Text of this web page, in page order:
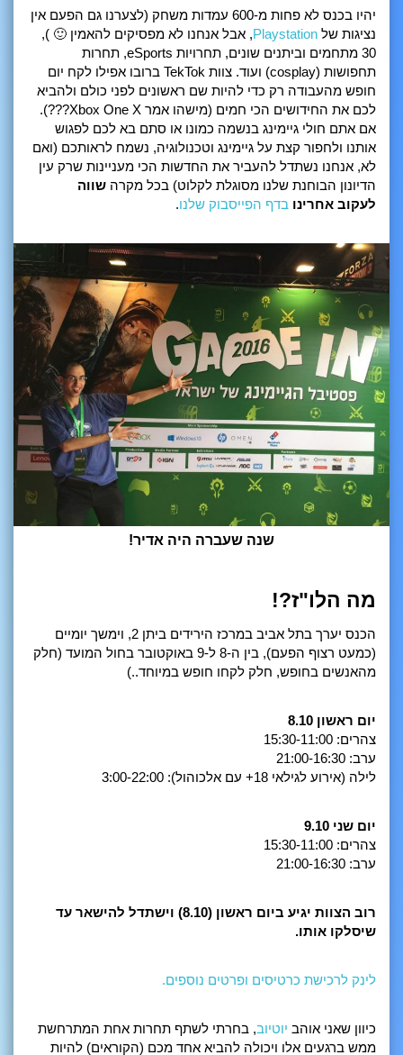
יהיו בכנס לא פחות מ-600 עמדות משחק (לצערנו גם הפעם אין
נציגות של Playstation, אבל אנחנו לא מפסיקים להאמין 🙂 ),
30 מתחמים וביתנים שונים, תחרויות eSports, תחרות
תחפושות (cosplay) ועוד. צוות TekTok ברובו אפילו לקח יום
חופש מהעבודה רק כדי להיות שם ראשונים לפני כולם ולהביא
לכם את החידושים הכי חמים (מישהו אמר Xbox One X???).
אם אתם חולי גיימינג בנשמה כמונו או סתם בא לכם לפגוש
אותנו ולחפור קצת על גיימינג וטכנולוגיה, נשמח לראותכם (ואם
לא, אנחנו נשתדל להעביר את החדשות הכי מעניינות שרק עין
הדיונון הבוחנת שלנו מסוגלת לקלוט) בכל מקרה שווה
לעקוב אחרינו בדף הפייסבוק שלנו.
שנה שעברה היה אדיר!
מה הלו"ז?!
הכנס יערך בתל אביב במרכז הירידים ביתן 2, וימשך יומיים
(כמעט רצוף הפעם), בין ה-8 ל-9 באוקטובר בחול המועד (חלק
מהאנשים בחופש, חלק לקחו חופש במיוחד..)
יום ראשון 8.10
צהרים: 15:30-11:00
ערב: 21:00-16:30
לילה (אירוע לגילאי 18+ עם אלכוהול): 3:00-22:00
יום שני 9.10
צהרים: 15:30-11:00
ערב: 21:00-16:30
רוב הצוות יגיע ביום ראשון (8.10) וישתדל להישאר עד
שיסלקו אותו.
לינק לרכישת כרטיסים ופרטים נוספים.
כיוון שאני אוהב יוטיוב, בחרתי לשתף תחרות אחת המתרחשת
ממש ברגעים אלו ויכולה להביא אחד מכם (הקוראים) להיות